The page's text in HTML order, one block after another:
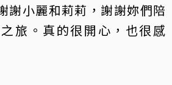
謝小麗和莉莉，謝謝妳們陪
旅。真的很開心，也很感